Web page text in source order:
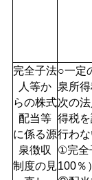
完全子法
人等か
らの株式
配当等
に係る源
泉徴収
制度の見
○一定
泉所
次の
得税
行わ
①完全
100％）